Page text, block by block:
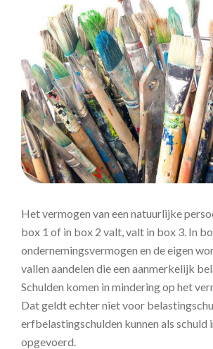
Het vermogen van een natuurlijke
box 1 of in box 2 valt, valt in box 3. In
ondernemingsvermogen en de eigen
vallen aandelen die een aanmerkelijk
Schulden komen in mindering op het
Dat geldt echter niet voor
erfbelastingschulden kunnen als schuld
opgevoerd.